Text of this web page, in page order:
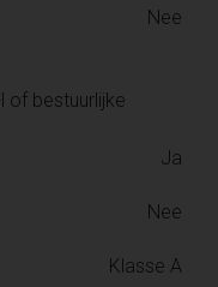
Nee
of bestuurlijke
Ja
Nee
Klasse A